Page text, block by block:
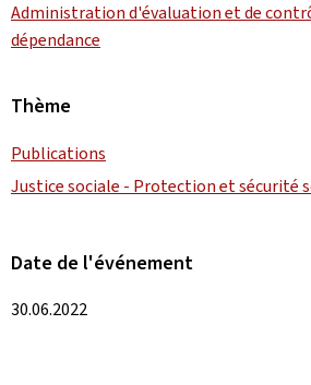
Administration d'évaluation et de
dépendance
Thème
Publications
Justice sociale - Protection et sécurité
Date de l'événement
30.06.2022